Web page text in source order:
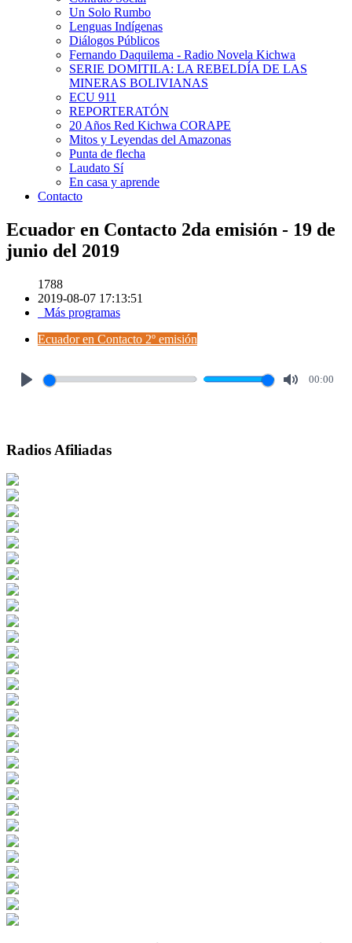
Un Solo Rumbo
Lenguas Indígenas
Diálogos Públicos
Fernando Daquilema - Radio Novela Kichwa
SERIE DOMITILA: LA REBELDÍA DE LAS
MINERAS BOLIVIANAS
ECU 911
REPORTERATÓN
20 Años Red Kichwa CORAPE
Mitos y Leyendas del Amazonas
Punta de flecha
Laudato Sí
En casa y aprende
Contacto
Ecuador en Contacto 2da emisión - 19 de
junio del 2019
1788
2019-08-07 17:13:51
Más programas
Ecuador en Contacto 2º emisión
00:00
Radios Afiliadas